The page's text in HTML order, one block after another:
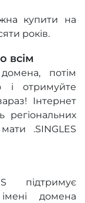
купити на
років.
всім
потім
і отримуйте
Інтернет
регіональних
.SINGLES
підтримує
домена